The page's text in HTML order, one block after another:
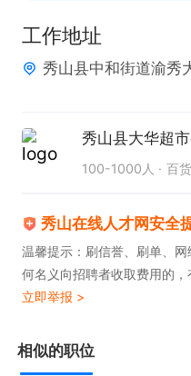
工作地址
秀山县中和街道渝秀
秀山县大华超
100-1000人 百
秀山在线人才网安全
温馨提示：刷信誉、刷单、
何名义向招聘者收取费用的
立即举报 >
相似的职位